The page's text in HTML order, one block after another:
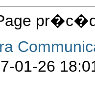
01-26